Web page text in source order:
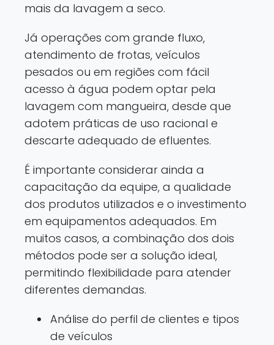
mais da lavagem a seco.
Já operações com grande fluxo,
atendimento de frotas, veículos
pesados ou em regiões com fácil
acesso à água podem optar pela
lavagem com mangueira, desde que
adotem práticas de uso racional e
descarte adequado de efluentes.
É importante considerar ainda a
capacitação da equipe, a qualidade
dos produtos utilizados e o investimento
em equipamentos adequados. Em
muitos casos, a combinação dos dois
métodos pode ser a solução ideal,
permitindo flexibilidade para atender
diferentes demandas.
Análise do perfil de clientes e tipos
de veículos